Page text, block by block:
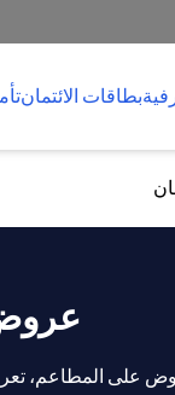
بطاقات الائتمان
على المطاعم،